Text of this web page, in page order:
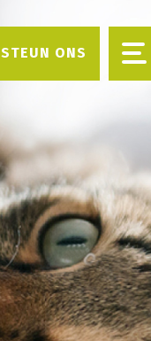
STEUN ONS